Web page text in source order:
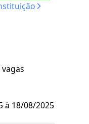
à 18/08/2025